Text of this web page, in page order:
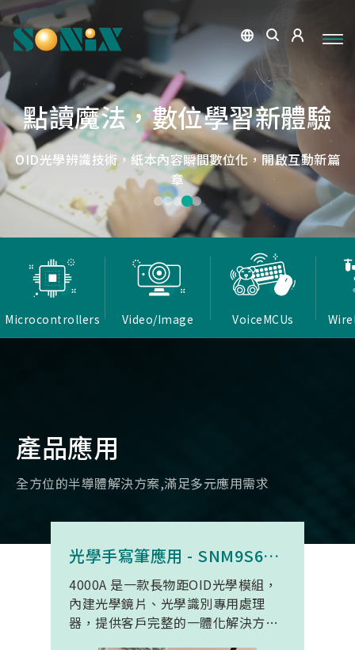
微小核心，巨大力量
松翰MCU：極致效能，智慧應用無所不在
低延遲戰場
Report Rate 性能之巔，松翰電競，掌控每一秒
捕捉每個清晰瞬間
高畫質ISP技術，支援HDR/3D降噪，提供卓越影像處理
能力
點讀魔法，數位學習新體驗
OID光學辨識技術，紙本內容瞬間數位化，開啟互動新篇
章
低延遲，無線視界
確保流暢穩定的影像傳輸
Microcontrollers Video/Image VoiceMCUs
產品應用
全方位的半導體解決方案,滿足多元應用需求
光學手寫筆應用 - SNM9S6100BC4000A
4000A 是一款長物距OID光學模組，
內建光學鏡片、光學識別專用處理
器，提供客戶完整的一體化解決方